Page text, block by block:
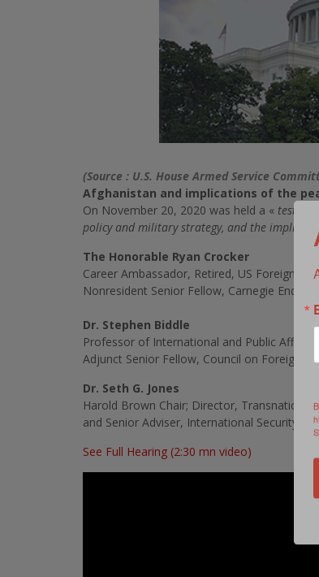
(Source : U.S. House Armed Service
Afghanistan and implications of the
On November 20, 2020 was held a «
policy and military strategy, and the
The Honorable Ryan Crocker
Career Ambassador, Retired, US Foreign
Nonresident Senior Fellow, Carnegie
Dr. Stephen Biddle
Professor of International and Public Affairs,
Adjunct Senior Fellow, Council on Foreign
Dr. Seth G. Jones
Harold Brown Chair; Director, Transnational
and Senior Adviser, International Security
See Full Hearing (2:30 mn video)